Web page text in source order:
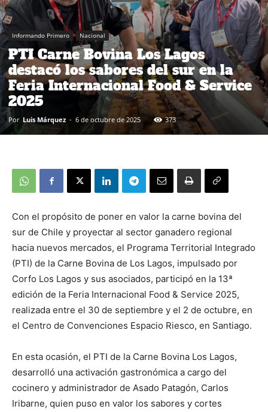
Informando Primero Nacional
PTI Carne Bovina Los Lagos
destacó los sabores del sur en la
Feria Internacional Food & Service
2025
Por Luis Márquez - 6 de octubre de 2025 373
Con el propósito de poner en valor la carne bovina del
sur de Chile y proyectar al sector ganadero regional
hacia nuevos mercados, el Programa Territorial Integrado
(PTI) de la Carne Bovina de Los Lagos, impulsado por
Corfo Los Lagos y sus asociados, participó en la 13ª
edición de la Feria Internacional Food & Service 2025,
realizada entre el 30 de septiembre y el 2 de octubre, en
el Centro de Convenciones Espacio Riesco, en Santiago.
En esta ocasión, el PTI de la Carne Bovina Los Lagos,
desarrolló una activación gastronómica a cargo del
cocinero y administrador de Asado Patagón, Carlos
Iribarne, quien puso en valor los sabores y cortes